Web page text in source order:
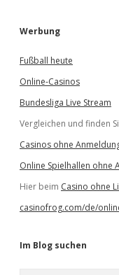
Werbung
Fußball heute
Online-Casinos
Bundesliga Live Stream
Vergleichen und finden
Casinos ohne
Online Spielhallen ohne
Hier beim Casino ohne
casinofrog.com/de/
Im Blog suchen